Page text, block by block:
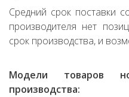
Средний срок поставки
производителя нет
срок производства, и
Модели товаров
производства: